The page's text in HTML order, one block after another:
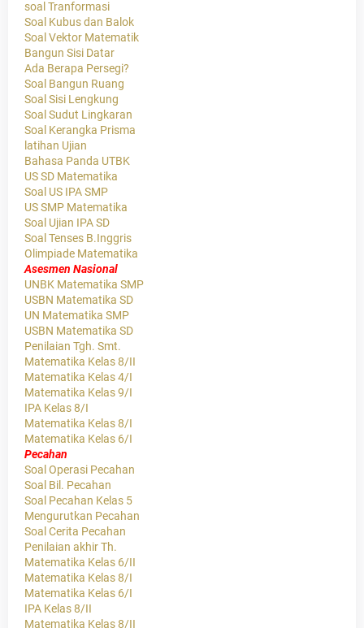
soal Tranformasi
Soal Kubus dan Balok
Soal Vektor Matematik
Bangun Sisi Datar
Ada Berapa Persegi?
Soal Bangun Ruang
Soal Sisi Lengkung
Soal Sudut Lingkaran
Soal Kerangka Prisma
latihan Ujian
Bahasa Panda UTBK
US SD Matematika
Soal US IPA SMP
US SMP Matematika
Soal Ujian IPA SD
Soal Tenses B.Inggris
Olimpiade Matematika
Asesmen Nasional
UNBK Matematika SMP
USBN Matematika SD
UN Matematika SMP
USBN Matematika SD
Penilaian Tgh. Smt.
Matematika Kelas 8/II
Matematika Kelas 4/I
Matematika Kelas 9/I
IPA Kelas 8/I
Matematika Kelas 8/I
Matematika Kelas 6/I
Pecahan
Soal Operasi Pecahan
Soal Bil. Pecahan
Soal Pecahan Kelas 5
Mengurutkan Pecahan
Soal Cerita Pecahan
Penilaian akhir Th.
Matematika Kelas 6/II
Matematika Kelas 8/I
Matematika Kelas 6/I
IPA Kelas 8/II
Matematika Kelas 8/II